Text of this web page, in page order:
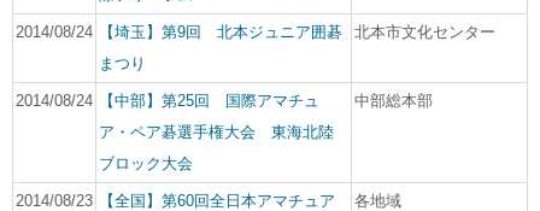
2014/08/24
【埼玉】第9回 北本ジュニア囲碁
まつり
北本市文化センター
2014/08/24
【中部】第25回 国際アマチュ
ア・ペア碁選手権大会 東海北陸
ブロック大会
中部総本部
2014/08/23
【全国】第60回全日本アマチュア
各地域